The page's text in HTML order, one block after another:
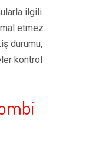
ilgili
etmez.
durumu,
kontrol